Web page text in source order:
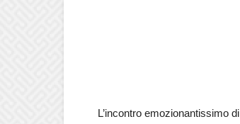
L’incontro emozionantissimo di